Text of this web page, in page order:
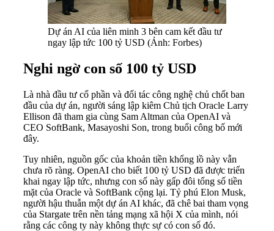
Dự án AI của liên minh 3 bên cam kết đầu tư
ngay lập tức 100 tỷ USD (Ảnh: Forbes)
Nghi ngờ con số 100 tỷ USD
Là nhà đầu tư cổ phần và đối tác công nghệ chủ chốt ban
đầu của dự án, người sáng lập kiêm Chủ tịch Oracle Larry
Ellison đã tham gia cùng Sam Altman của OpenAI và
CEO SoftBank, Masayoshi Son, trong buổi công bố mới
đây.
Tuy nhiên, nguồn gốc của khoản tiền khổng lồ này vẫn
chưa rõ ràng. OpenAI cho biết 100 tỷ USD đã được triển
khai ngay lập tức, nhưng con số này gấp đôi tổng số tiền
mặt của Oracle và SoftBank cộng lại. Tỷ phú Elon Musk,
người hậu thuẫn một dự án AI khác, đã chê bai tham vọng
của Stargate trên nền tảng mạng xã hội X của mình, nói
rằng các công ty này không thực sự có con số đó.